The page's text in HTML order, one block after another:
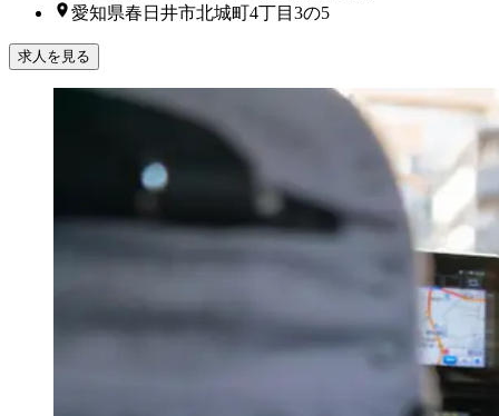
愛知県春日井市北城町4丁目3の5
求人を見る